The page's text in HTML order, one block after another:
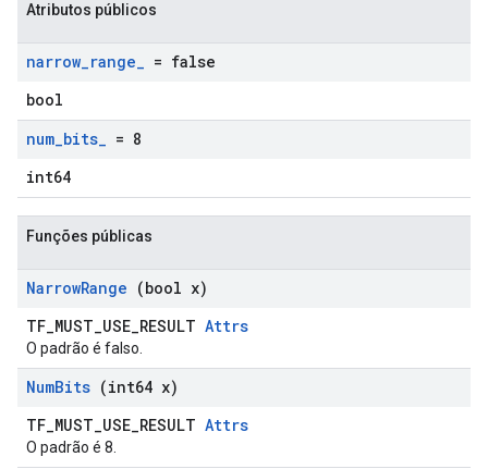
Atributos públicos
narrow_range_ = false
bool
num_bits_ = 8
int64
Funções públicas
NarrowRange (bool x)
TF_MUST_USE_RESULT Attrs
O padrão é falso.
NumBits (int64 x)
TF_MUST_USE_RESULT Attrs
O padrão é 8.